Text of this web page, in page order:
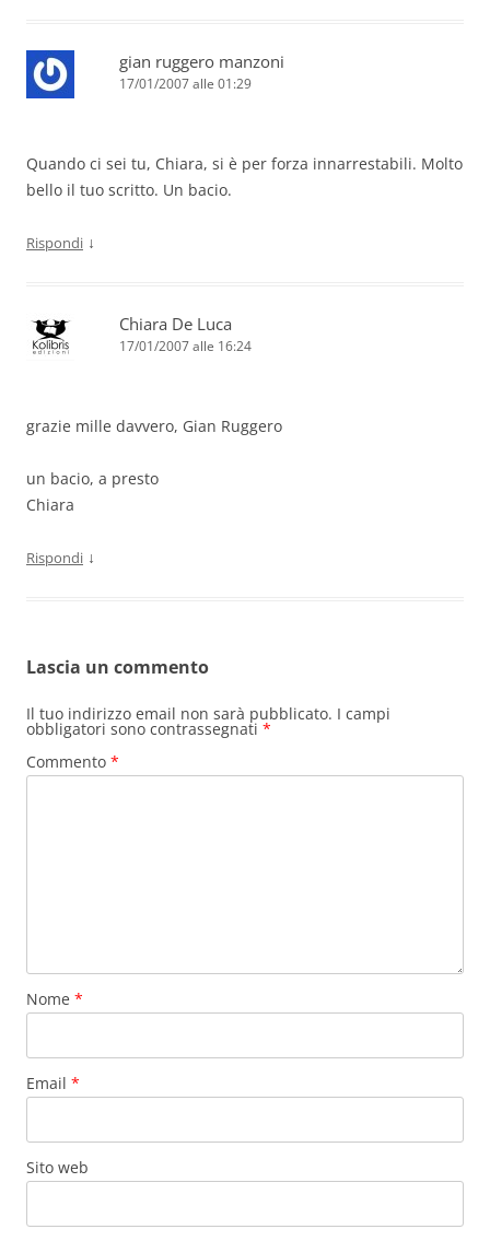
gian ruggero manzoni
17/01/2007 alle 01:29
Quando ci sei tu, Chiara, si è per forza innarrestabili. Molto
bello il tuo scritto. Un bacio.
Rispondi ↓
Chiara De Luca
17/01/2007 alle 16:24
grazie mille davvero, Gian Ruggero
un bacio, a presto
Chiara
Rispondi ↓
Lascia un commento
Il tuo indirizzo email non sarà pubblicato. I campi
obbligatori sono contrassegnati *
Commento *
Nome *
Email *
Sito web